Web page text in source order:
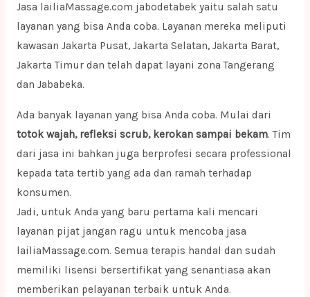
Jasa lailiaMassage.com jabodetabek yaitu salah satu
layanan yang bisa Anda coba. Layanan mereka meliputi
kawasan Jakarta Pusat, Jakarta Selatan, Jakarta Barat,
Jakarta Timur dan telah dapat layani zona Tangerang
dan Jababeka.
Ada banyak layanan yang bisa Anda coba. Mulai dari
totok wajah, refleksi scrub, kerokan sampai bekam. Tim
dari jasa ini bahkan juga berprofesi secara professional
kepada tata tertib yang ada dan ramah terhadap
konsumen.
Jadi, untuk Anda yang baru pertama kali mencari
layanan pijat jangan ragu untuk mencoba jasa
lailiaMassage.com. Semua terapis handal dan sudah
memiliki lisensi bersertifikat yang senantiasa akan
memberikan pelayanan terbaik untuk Anda.